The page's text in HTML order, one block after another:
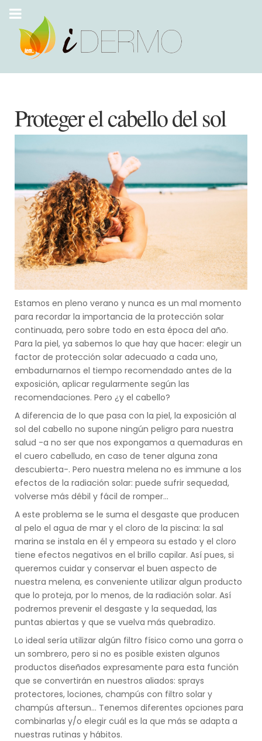
Proteger el cabello del sol
Estamos en pleno verano y nunca es un mal momento
para recordar la importancia de la protección solar
continuada, pero sobre todo en esta época del año.
Para la piel, ya sabemos lo que hay que hacer: elegir un
factor de protección solar adecuado a cada uno,
embadurnarnos el tiempo recomendado antes de la
exposición, aplicar regularmente según las
recomendaciones. Pero ¿y el cabello?
A diferencia de lo que pasa con la piel, la exposición al
sol del cabello no supone ningún peligro para nuestra
salud -a no ser que nos expongamos a quemaduras en
el cuero cabelludo, en caso de tener alguna zona
descubierta-. Pero nuestra melena no es immune a los
efectos de la radiación solar: puede sufrir sequedad,
volverse más débil y fácil de romper...
A este problema se le suma el desgaste que producen
al pelo el agua de mar y el cloro de la piscina: la sal
marina se instala en él y empeora su estado y el cloro
tiene efectos negativos en el brillo capilar. Así pues, si
queremos cuidar y conservar el buen aspecto de
nuestra melena, es conveniente utilizar algun producto
que lo proteja, por lo menos, de la radiación solar. Así
podremos prevenir el desgaste y la sequedad, las
puntas abiertas y que se vuelva más quebradizo.
Lo ideal sería utilizar algún filtro físico como una gorra o
un sombrero, pero si no es posible existen algunos
productos diseñados expresamente para esta función
que se convertirán en nuestros aliados: sprays
protectores, lociones, champús con filtro solar y
champús aftersun... Tenemos diferentes opciones para
combinarlas y/o elegir cuál es la que más se adapta a
nuestras rutinas y hábitos.